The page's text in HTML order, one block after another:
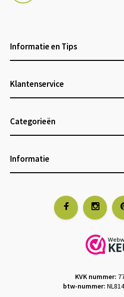
Informatie en Tips
Klantenservice
Categorieën
Informatie
KVK nummer:
btw-nummer: